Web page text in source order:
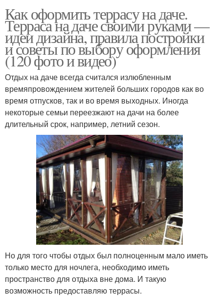
Как оформить террасу на даче.
Терраса на даче своими руками —
идеи дизайна, правила постройки
и советы по выбору оформления
(120 фото и видео)
Отдых на даче всегда считался излюбленным
времяпровождением жителей больших городов как во
время отпусков, так и во время выходных. Иногда
некоторые семьи переезжают на дачи на более
длительный срок, например, летний сезон.
Но для того чтобы отдых был полноценным мало иметь
только место для ночлега, необходимо иметь
пространство для отдыха вне дома. И такую
возможность предоставляю террасы.